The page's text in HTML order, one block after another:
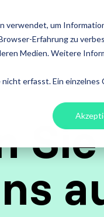
um
Erfahrung zu
Medien. Weitere
erfasst. Ein einzelnes
FOKUS
Qualification
Tester
AI Essentials